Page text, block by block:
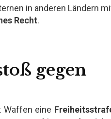
in anderen Ländern
Recht.
gegen
Waffen eine